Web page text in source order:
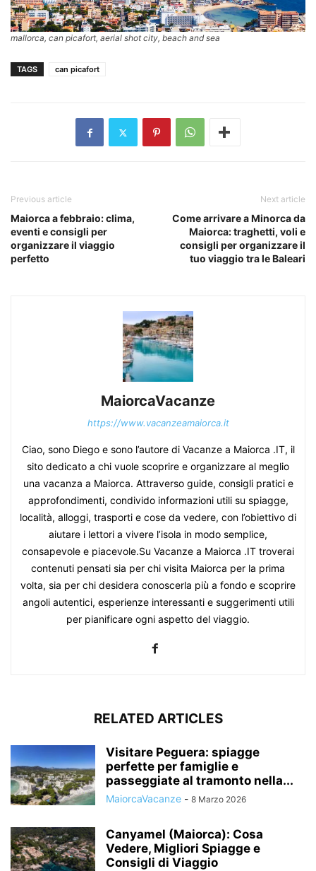
mallorca, can picafort, aerial shot city, beach and sea
TAGS can picafort
Previous article
Maiorca a febbraio: clima,
eventi e consigli per
organizzare il viaggio
perfetto
Next article
Come arrivare a Minorca da
Maiorca: traghetti, voli e
consigli per organizzare il
tuo viaggio tra le Baleari
MaiorcaVacanze
https://www.vacanzeamaiorca.it
Ciao, sono Diego e sono l’autore di Vacanze a Maiorca .IT, il
sito dedicato a chi vuole scoprire e organizzare al meglio
una vacanza a Maiorca. Attraverso guide, consigli pratici e
approfondimenti, condivido informazioni utili su spiagge,
località, alloggi, trasporti e cose da vedere, con l’obiettivo di
aiutare i lettori a vivere l’isola in modo semplice,
consapevole e piacevole.Su Vacanze a Maiorca .IT troverai
contenuti pensati sia per chi visita Maiorca per la prima
volta, sia per chi desidera conoscerla più a fondo e scoprire
angoli autentici, esperienze interessanti e suggerimenti utili
per pianificare ogni aspetto del viaggio.
RELATED ARTICLES
Visitare Peguera: spiagge
perfette per famiglie e
passeggiate al tramonto nella...
MaiorcaVacanze - 8 Marzo 2026
Canyamel (Maiorca): Cosa
Vedere, Migliori Spiagge e
Consigli di Viaggio